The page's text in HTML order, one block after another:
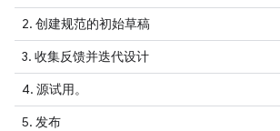
2. 创建规范的初始草稿
3. 收集反馈并迭代设计
4. 源试用。
5. 发布